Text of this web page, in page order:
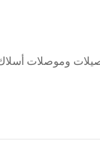
وموصلات